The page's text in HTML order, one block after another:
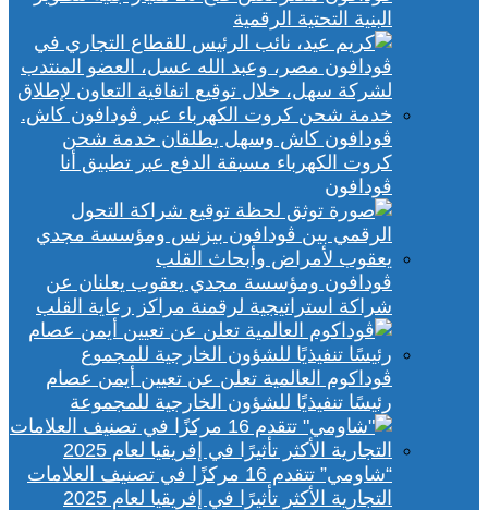
البنية التحتية الرقمية
ڤودافون كاش وسهل يطلقان خدمة شحن
كروت الكهرباء مسبقة الدفع عبر تطبيق أنا
ڤودافون
ڤودافون ومؤسسة مجدي يعقوب يعلنان عن
شراكة استراتيجية لرقمنة مراكز رعاية القلب
ڤوداكوم العالمية تعلن عن تعيين أيمن عصام
رئيسًا تنفيذيًا للشؤون الخارجية للمجموعة
“شاومي” تتقدم 16 مركزًا في تصنيف العلامات
التجارية الأكثر تأثيرًا في إفريقيا لعام 2025